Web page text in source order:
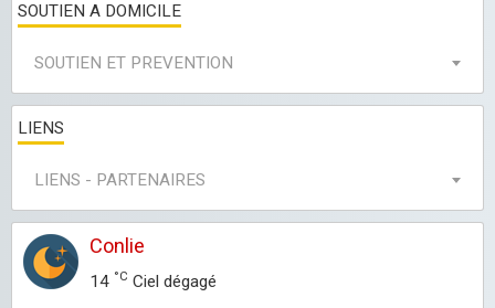
SOUTIEN A DOMICILE
SOUTIEN ET PREVENTION
LIENS
LIENS - PARTENAIRES
Conlie
14 °C Ciel dégagé